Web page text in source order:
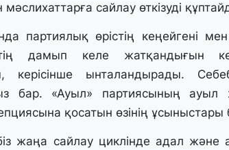
сайлау өткізуді
партиялық өрістің кеңейгені
дамып келе жатқандығын
керісінше ынталандырады.
бар. «Ауыл» партиясының
қосатын өзінің ұсыныстары
жаңа сайлау циклінде адал